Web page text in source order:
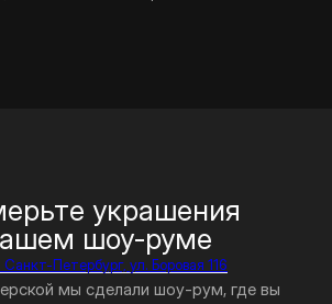
украшения
шоу-руме
Санкт-Петербург, ул. Боровая 116
мы сделали шоу-рум, где вы